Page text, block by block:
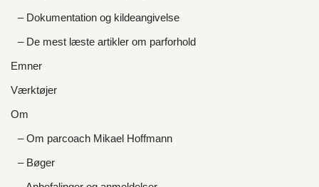
– Dokumentation og kildeangivelse
– De mest læste artikler om parforhold
Emner
Værktøjer
Om
– Om parcoach Mikael Hoffmann
– Bøger